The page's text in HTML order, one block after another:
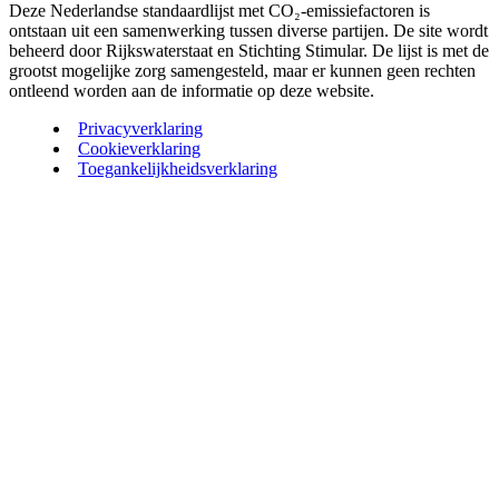
Deze Nederlandse standaardlijst met CO₂-emissiefactoren is
ontstaan uit een samenwerking tussen diverse partijen. De site wordt
beheerd door Rijkswaterstaat en Stichting Stimular. De lijst is met de
grootst mogelijke zorg samengesteld, maar er kunnen geen rechten
ontleend worden aan de informatie op deze website.
Privacyverklaring
Cookieverklaring
Toegankelijkheidsverklaring